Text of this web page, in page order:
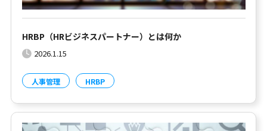
HRBP（HRビジネスパートナー）とは何か
2026.1.15
人事管理 HRBP